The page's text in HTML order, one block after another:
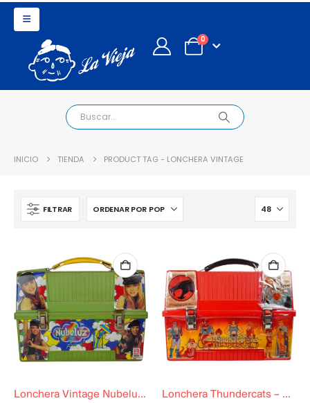
0
INICIO TIENDA PRODUCT TAG - LONCHERA VINTAGE
FILTRAR
Lonchera Vintage Nubeluz BASA (1991–1994) Lonchera Thundercats – BASA – 1987